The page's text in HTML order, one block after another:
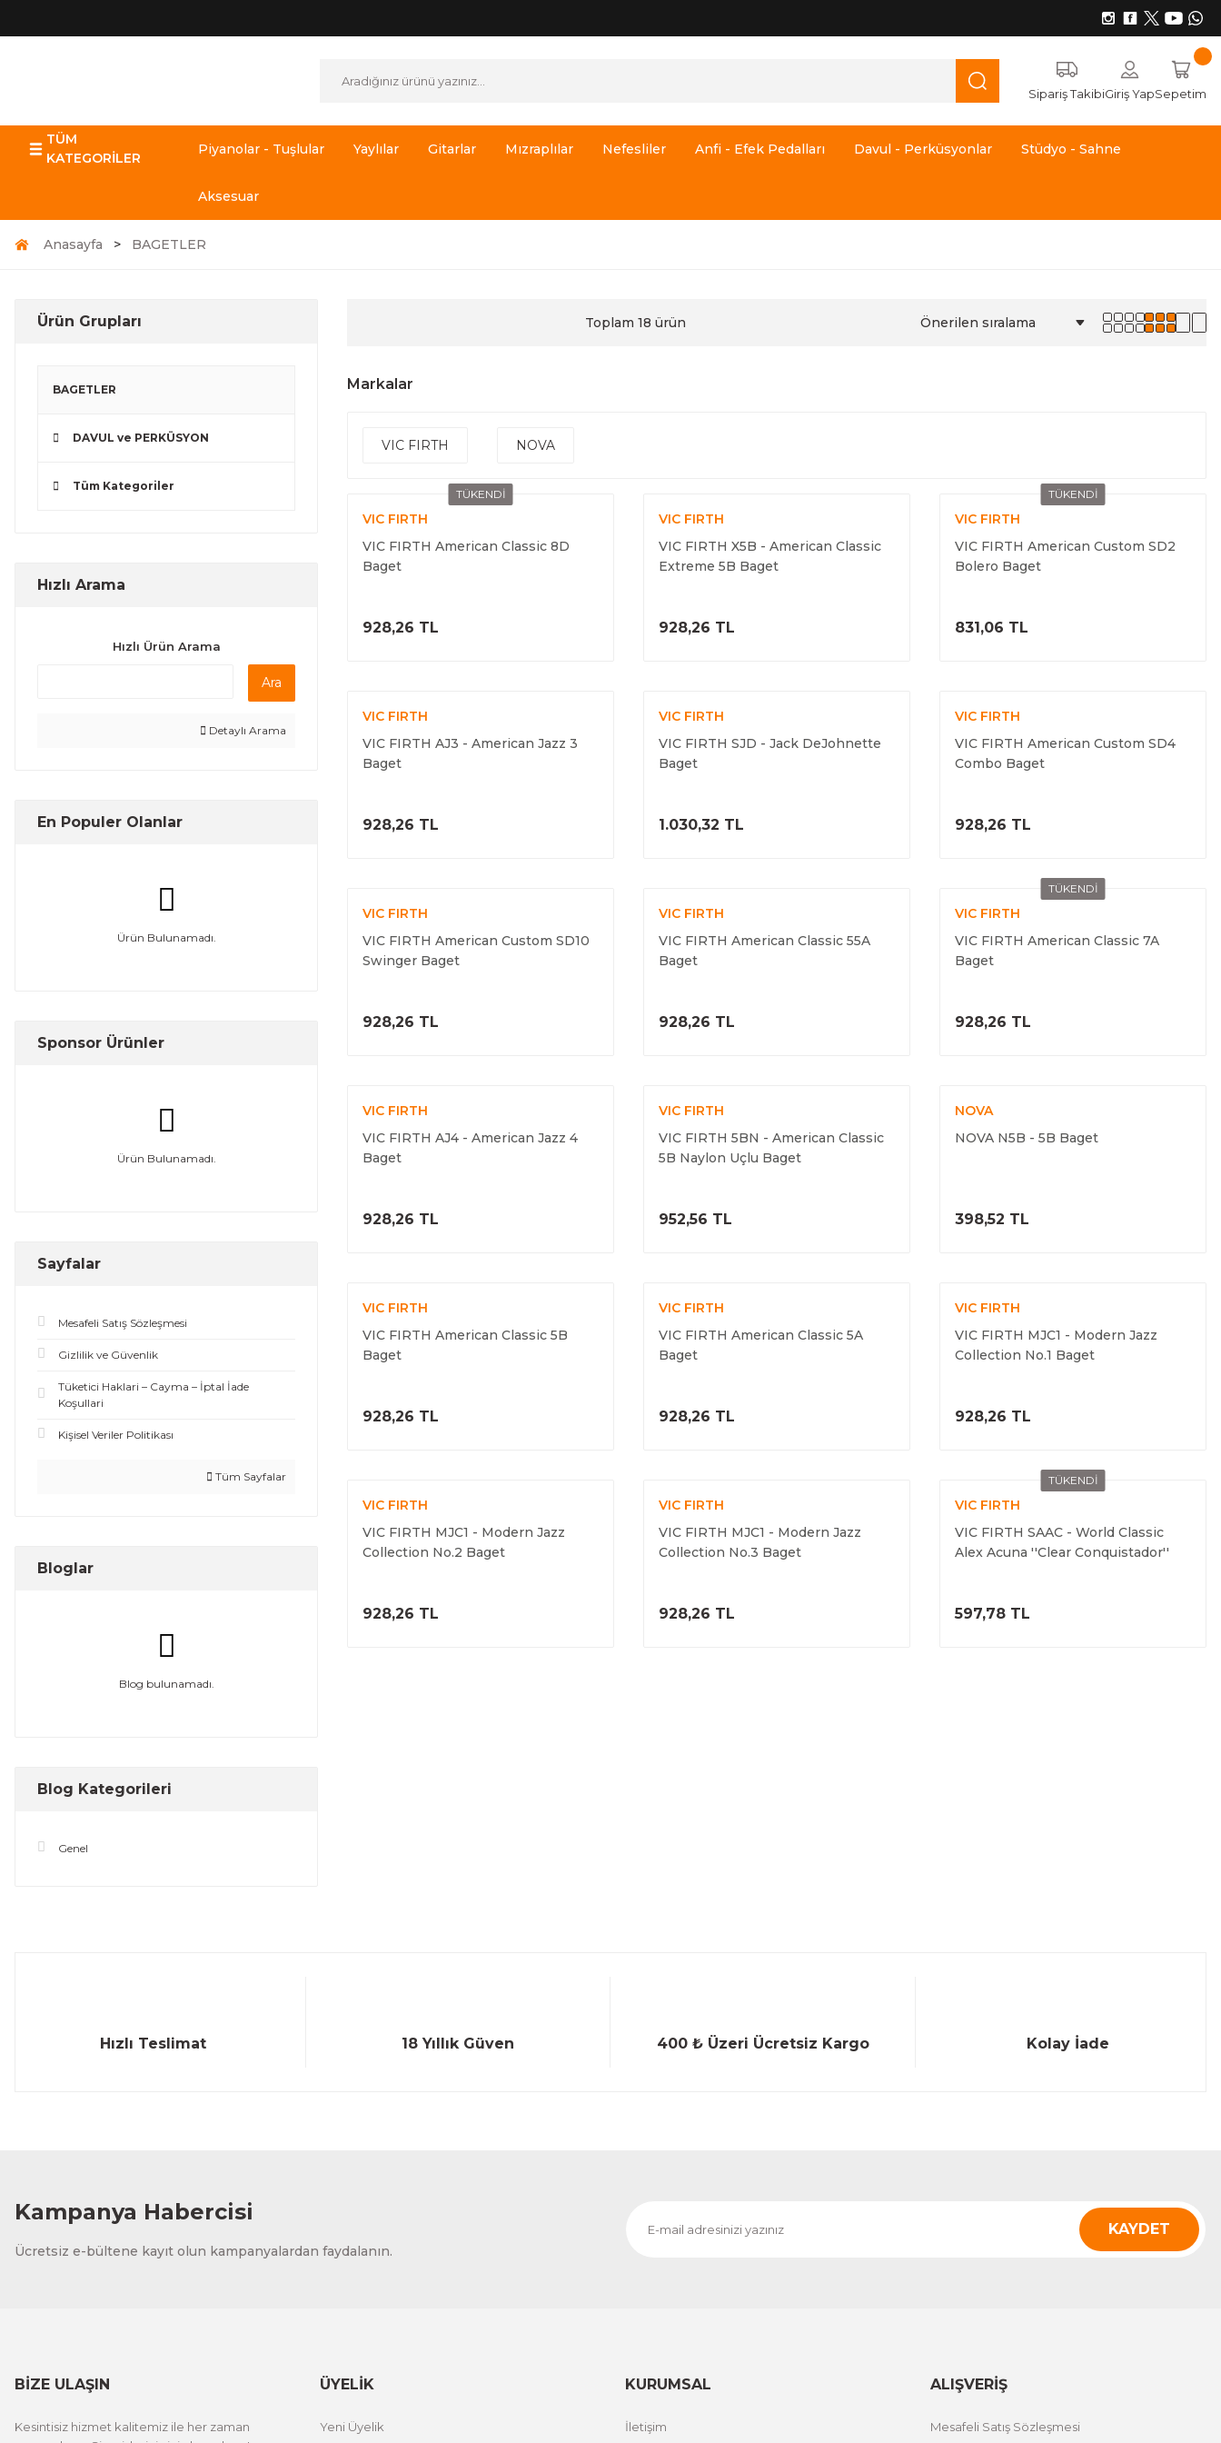
Sipariş TakibiGiriş YapSepetim
TÜM
KATEGORİLER
Piyanolar - Tuşlular Yaylılar Gitarlar Mızraplılar Nefesliler Anfi - Efek Pedalları Davul - Perküsyonlar Stüdyo - Sahne
Aksesuar
Anasayfa BAGETLER
Ürün Grupları
BAGETLER
DAVUL ve PERKÜSYON
Tüm Kategoriler
Hızlı Arama
Hızlı Ürün Arama
Ara
Detaylı Arama
En Populer Olanlar
Ürün Bulunamadı.
Sponsor Ürünler
Ürün Bulunamadı.
Sayfalar
Mesafeli Satış Sözleşmesi
Gizlilik ve Güvenlik
Tüketici Haklari – Cayma – İptal İade
Koşullari
Kişisel Veriler Politikası
Tüm Sayfalar
Bloglar
Blog bulunamadı.
Blog Kategorileri
Genel
Toplam 18 ürün
Markalar
VIC FIRTH NOVA
TÜKENDİ
VIC FIRTH
VIC FIRTH American Classic 8D
Baget
928,26 TL
ÜRÜNÜ İNCELE
VIC FIRTH
VIC FIRTH X5B - American Classic
Extreme 5B Baget
928,26 TL
ÜRÜNÜ İNCELE
TÜKENDİ
VIC FIRTH
VIC FIRTH American Custom SD2
Bolero Baget
831,06 TL
ÜRÜNÜ İNCELE
VIC FIRTH
VIC FIRTH AJ3 - American Jazz 3
Baget
928,26 TL
ÜRÜNÜ İNCELE
VIC FIRTH
VIC FIRTH SJD - Jack DeJohnette
Baget
1.030,32 TL
ÜRÜNÜ İNCELE
VIC FIRTH
VIC FIRTH American Custom SD4
Combo Baget
928,26 TL
ÜRÜNÜ İNCELE
VIC FIRTH
VIC FIRTH American Custom SD10
Swinger Baget
928,26 TL
ÜRÜNÜ İNCELE
VIC FIRTH
VIC FIRTH American Classic 55A
Baget
928,26 TL
ÜRÜNÜ İNCELE
TÜKENDİ
VIC FIRTH
VIC FIRTH American Classic 7A
Baget
928,26 TL
ÜRÜNÜ İNCELE
VIC FIRTH
VIC FIRTH AJ4 - American Jazz 4
Baget
928,26 TL
ÜRÜNÜ İNCELE
VIC FIRTH
VIC FIRTH 5BN - American Classic
5B Naylon Uçlu Baget
952,56 TL
ÜRÜNÜ İNCELE
NOVA
NOVA N5B - 5B Baget
398,52 TL
ÜRÜNÜ İNCELE
VIC FIRTH
VIC FIRTH American Classic 5B
Baget
928,26 TL
ÜRÜNÜ İNCELE
VIC FIRTH
VIC FIRTH American Classic 5A
Baget
928,26 TL
ÜRÜNÜ İNCELE
VIC FIRTH
VIC FIRTH MJC1 - Modern Jazz
Collection No.1 Baget
928,26 TL
ÜRÜNÜ İNCELE
VIC FIRTH
VIC FIRTH MJC1 - Modern Jazz
Collection No.2 Baget
928,26 TL
ÜRÜNÜ İNCELE
VIC FIRTH
VIC FIRTH MJC1 - Modern Jazz
Collection No.3 Baget
928,26 TL
ÜRÜNÜ İNCELE
TÜKENDİ
VIC FIRTH
VIC FIRTH SAAC - World Classic
Alex Acuna ''Clear Conquistador''
597,78 TL
ÜRÜNÜ İNCELE
Hızlı Teslimat 18 Yıllık Güven 400 ₺ Üzeri Ücretsiz Kargo Kolay İade
Kampanya Habercisi
Ücretsiz e-bültene kayıt olun kampanyalardan faydalanın.
KAYDET
BİZE ULAŞIN
Kesintisiz hizmet kalitemiz ile her zaman
ÜYELİK
Yeni Üyelik
KURUMSAL
İletişim
ALIŞVERİŞ
Mesafeli Satış Sözleşmesi